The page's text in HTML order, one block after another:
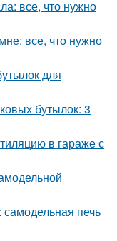
все, что нужно
все, что нужно
для
бутылок: 3
в гараже с
самодельная печь